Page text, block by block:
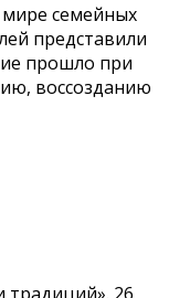
семейных
представили
прошло при
воссозданию